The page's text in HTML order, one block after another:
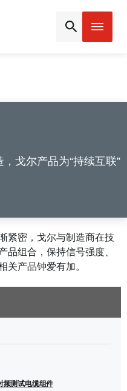
戈尔产品为“持续互联”
紧密，戈尔与制造商在技
品组合，保持信号强度、
关产品钟爱有加。
频测试电缆组件